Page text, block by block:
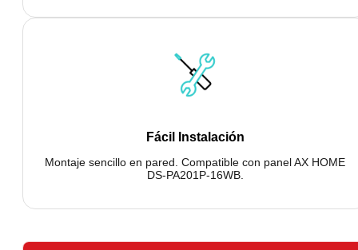
Fácil Instalación
Montaje sencillo en pared. Compatible con panel AX HOME
DS-PA201P-16WB.